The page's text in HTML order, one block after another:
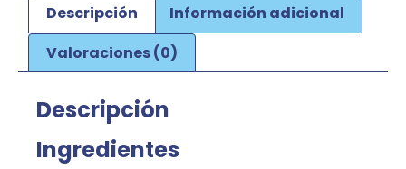
Descripción
Información adicional
Valoraciones (0)
Descripción
Ingredientes